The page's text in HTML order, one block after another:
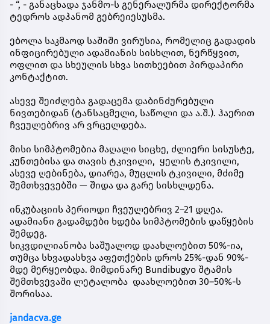
- “, - განაცხადა ჯანმო-ს გენერალურმა დირექტორმა
ტედროს ადჰანომ გებრეიესუსმა.
ებოლა საკმაოდ საშიში ვირუსია, რომელიც გადადის
ინფიცირებული ადამიანის სისხლით, ნერწყვით,
ოფლით და სხეულის სხვა სითხეებით პირდაპირი
კონტაქტით.
ასევე შეიძლება გადაცემა დაბინძურებული
ნივთებიდან (ტანსაცმელი, საწოლი და ა.შ.). ჰაერით
ჩვეულებრივ არ ვრცელდება.
მისი სიმპტომებია მაღალი სიცხე, ძლიერი სისუსტე,
კუნთებისა და თავის ტკივილი, ყელის ტკივილი,
ასევე ღებინება, დიარეა, მუცლის ტკივილი, მძიმე
შემთხვევებში — შიდა და გარე სისხლდენა.
ინკუბაციის პერიოდი ჩვეულებრივ 2–21 დღეა.
ადამიანი გადამდები ხდება სიმპტომების დაწყების
შემდეგ.
სიკვდილიანობა საშუალოდ დაახლოებით 50%-ია,
თუმცა სხვადასხვა აფეთქების დროს 25%-დან 90%-
მდე მერყეობდა. მიმდინარე Bundibugyo შტამის
შემთხვევაში ლეტალობა დაახლოებით 30–50%-ს
შორისაა.
jandacva.ge